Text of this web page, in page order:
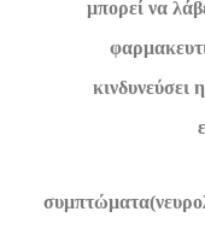
μπορεί να
κινδυνεύσει